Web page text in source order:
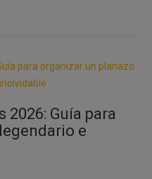
2026: Guía para
e